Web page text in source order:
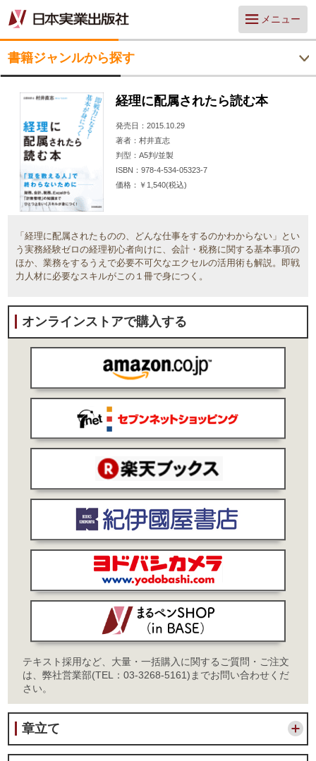
メニュー
書籍ジャンルから探す
経理に配属されたら読む本
発売日
2015.10.29
著者
村井直志
判型
A5判/並製
ISBN
978-4-534-05323-7
価格
￥1,540(税込)
「経理に配属されたものの、どんな仕事をするのかわからない」とい
う実務経験ゼロの経理初心者向けに、会計・税務に関する基本事項の
ほか、業務をするうえで必要不可欠なエクセルの活用術も解説。即戦
力人材に必要なスキルがこの１冊で身につく。
オンラインストアで購入する
テキスト採用など、大量・一括購入に関するご質問・ご注文
は、弊社営業部(TEL：03-3268-5161)までお問い合わせくだ
さい。
章立て